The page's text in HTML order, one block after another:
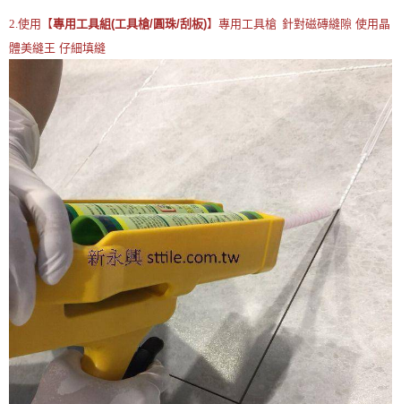
2.使用【專用工具組(工具槍/圓珠/刮板)】專用工具槍 針對磁磚縫隙 使用 晶
體美縫王 仔細填縫